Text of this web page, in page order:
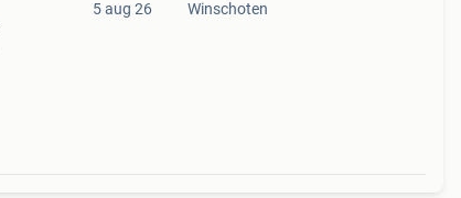
5 aug 26 Winschoten